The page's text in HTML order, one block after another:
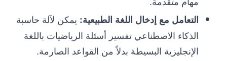
التعامل مع إدخال اللغة الطبيعية: يمكن لآلة حاسبة
الذكاء الاصطناعي تفسير أسئلة الرياضيات باللغة
الإنجليزية البسيطة بدلاً من القواعد الصارمة.